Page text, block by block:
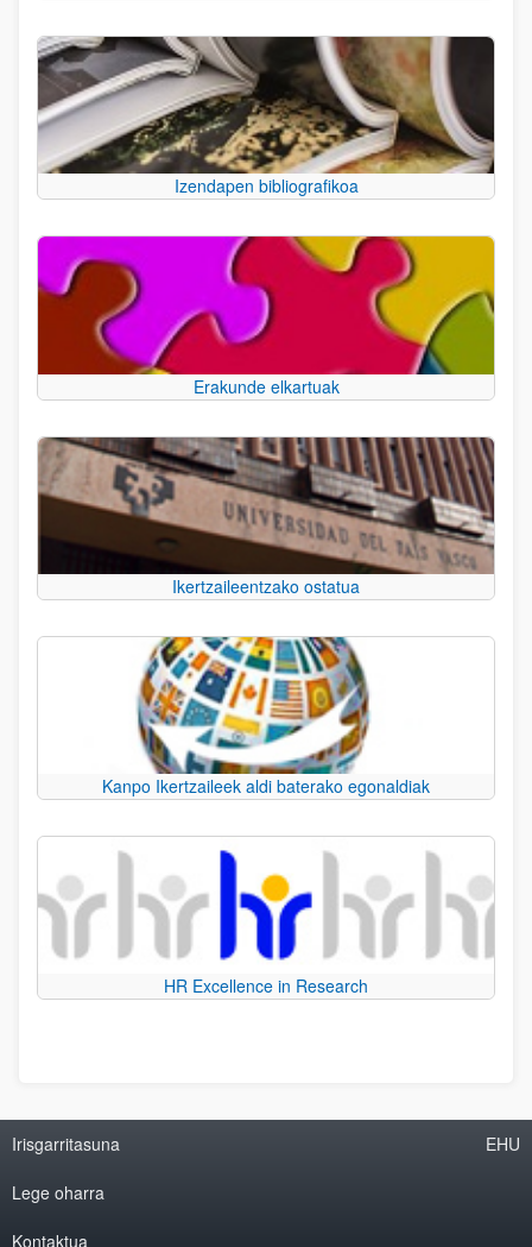
Izendapen bibliografikoa
Erakunde elkartuak
Ikertzaileentzako ostatua
Kanpo Ikertzaileek aldi baterako egonaldiak
HR Excellence in Research
Irisgarritasuna
Lege oharra
Kontaktua
EHU